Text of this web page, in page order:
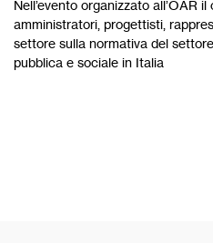
Nell’evento organizzato all’OAR
amministratori, progettisti,
settore sulla normativa del
pubblica e sociale in Italia